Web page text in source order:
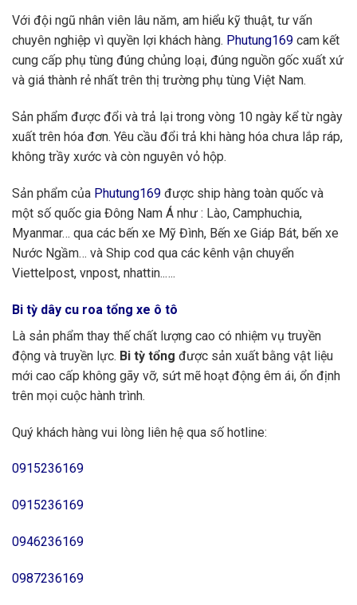
Với đội ngũ nhân viên lâu năm, am hiểu kỹ thuật, tư vấn
chuyên nghiệp vì quyền lợi khách hàng. Phutung169 cam kết
cung cấp phụ tùng đúng chủng loại, đúng nguồn gốc xuất xứ
và giá thành rẻ nhất trên thị trường phụ tùng Việt Nam.
Sản phẩm được đổi và trả lại trong vòng 10 ngày kể từ ngày
xuất trên hóa đơn. Yêu cầu đổi trả khi hàng hóa chưa lắp ráp,
không trầy xước và còn nguyên vỏ hộp.
Sản phẩm của Phutung169 được ship hàng toàn quốc và
một số quốc gia Đông Nam Á như : Lào, Camphuchia,
Myanmar… qua các bến xe Mỹ Đình, Bến xe Giáp Bát, bến xe
Nước Ngầm… và Ship cod qua các kênh vận chuyển
Viettelpost, vnpost, nhattin..….
Bi tỳ dây cu roa tổng xe ô tô
Là sản phẩm thay thế chất lượng cao có nhiệm vụ truyền
động và truyền lực. Bi tỳ tổng được sản xuất bằng vật liệu
mới cao cấp không gãy vỡ, sứt mẽ hoạt động êm ái, ổn định
trên mọi cuộc hành trình.
Quý khách hàng vui lòng liên hệ qua số hotline:
0915236169
0915236169
0946236169
0987236169